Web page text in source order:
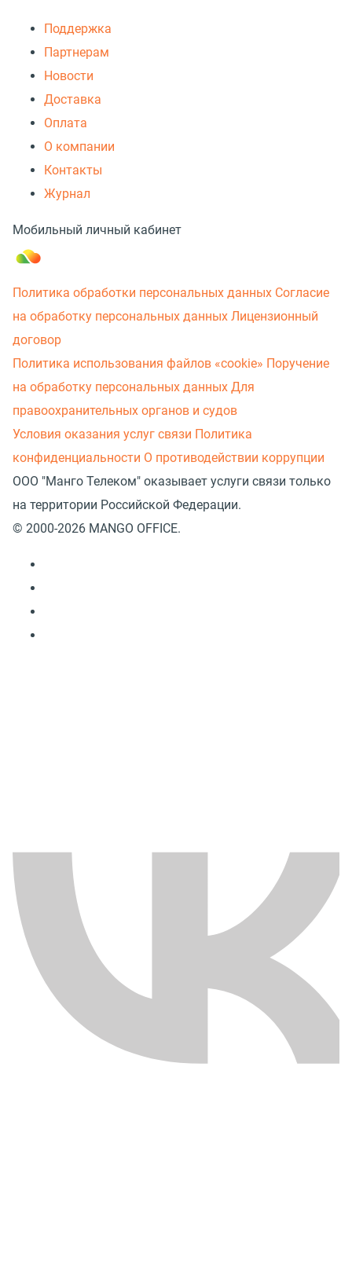
Поддержка
Партнерам
Новости
Доставка
Оплата
О компании
Контакты
Журнал
Мобильный личный кабинет
Политика обработки персональных данных Согласие
на обработку персональных данных Лицензионный
договор
Политика использования файлов «cookie» Поручение
на обработку персональных данных Для
правоохранительных органов и судов
Условия оказания услуг связи Политика
конфиденциальности О противодействии коррупции
ООО "Манго Телеком" оказывает услуги связи только
на территории Российской Федерации.
© 2000-2026 MANGO OFFICE.